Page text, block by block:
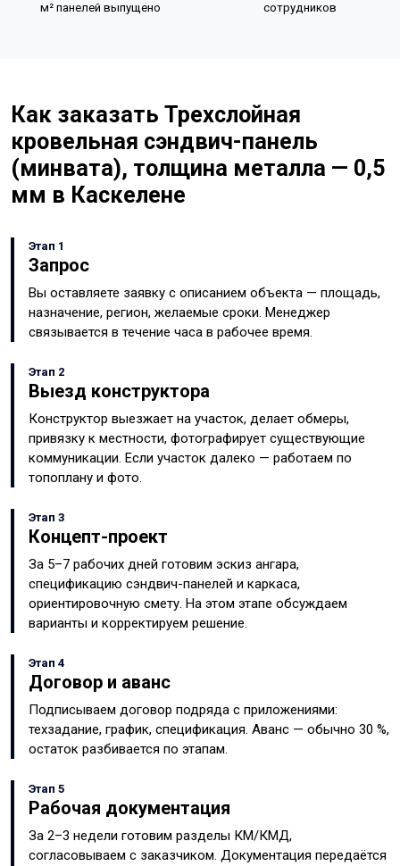
м² панелей выпущено сотрудников
Как заказать Трехслойная
кровельная сэндвич-панель
(минвата), толщина металла — 0,5
мм в Каскелене
Этап 1
Запрос
Вы оставляете заявку с описанием объекта — площадь,
назначение, регион, желаемые сроки. Менеджер
связывается в течение часа в рабочее время.
Этап 2
Выезд конструктора
Конструктор выезжает на участок, делает обмеры,
привязку к местности, фотографирует существующие
коммуникации. Если участок далеко — работаем по
топоплану и фото.
Этап 3
Концепт-проект
За 5–7 рабочих дней готовим эскиз ангара,
спецификацию сэндвич-панелей и каркаса,
ориентировочную смету. На этом этапе обсуждаем
варианты и корректируем решение.
Этап 4
Договор и аванс
Подписываем договор подряда с приложениями:
техзадание, график, спецификация. Аванс — обычно 30 %,
остаток разбивается по этапам.
Этап 5
Рабочая документация
За 2–3 недели готовим разделы КМ/КМД,
согласовываем с заказчиком. Документация передаётся